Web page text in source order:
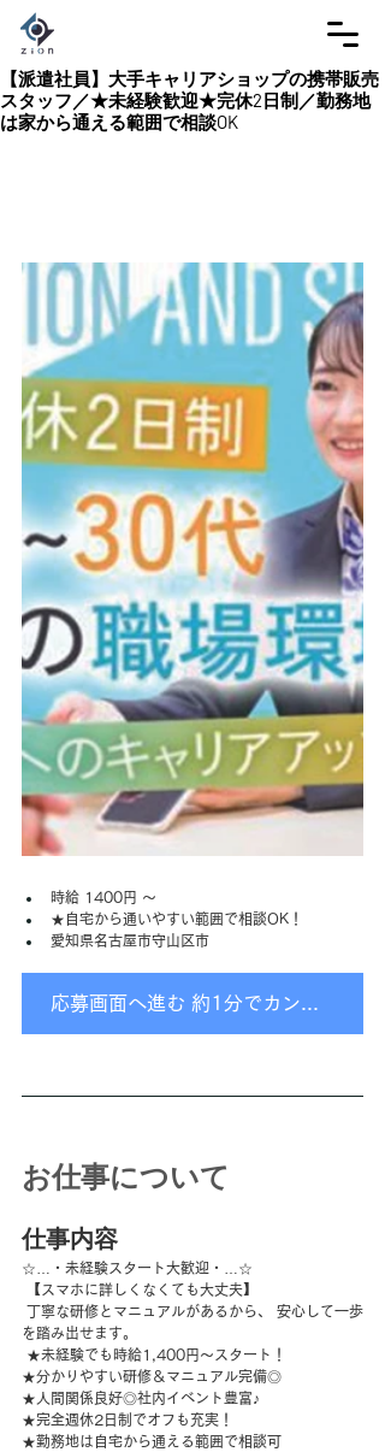
【派遣社員】大手キャリアショップの携帯販売
スタッフ／★未経験歓迎★完休2日制／勤務地
は家から通える範囲で相談OK
時給 1400円 〜
★自宅から通いやすい範囲で相談OK！
愛知県名古屋市守山区市
お仕事について
仕事内容
☆…・未経験スタート大歓迎・…☆
【スマホに詳しくなくても大丈夫】
を踏み出せます。
★未経験でも時給1,400円～スタート！
★分かりやすい研修＆マニュアル完備◎
★人間関係良好◎社内イベント豊富♪
★完全週休2日制でオフも充実！
★勤務地は自宅から通える範囲で相談可